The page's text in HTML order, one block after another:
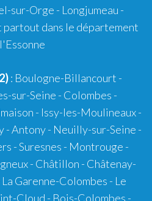
sur-Orge - Longjumeau -
partout dans le département
: Boulogne-Billancourt -
sur-Seine - Colombes -
- Issy-les-Moulineaux -
- Antony - Neuilly-sur-Seine -
- Suresnes - Montrouge -
- Châtillon - Châtenay-
Garenne-Colombes - Le
Cloud - Bois-Colombes -